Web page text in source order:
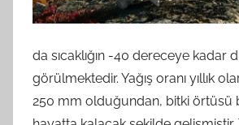
da sıcaklığın -40 dereceye kadar
görülmektedir. Yağış oranı yıllık
250 mm olduğundan, bitki örtüsü